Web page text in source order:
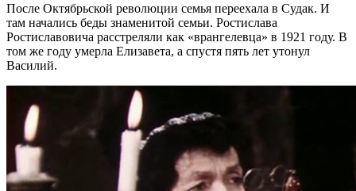
После Октябрьской революции семья переехала в Судак. И
там начались беды знаменитой семьи. Ростислава
Ростиславовича расстреляли как «врангелевца» в 1921 году. В
том же году умерла Елизавета, а спустя пять лет утонул
Василий.